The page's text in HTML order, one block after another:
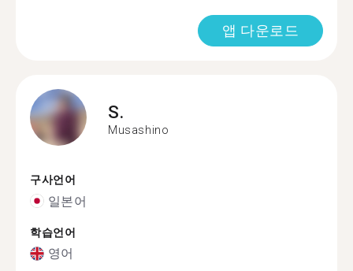
앱 다운로드
S.
Musashino
구사언어
일본어
학습언어
영어